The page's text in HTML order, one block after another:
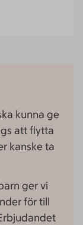
kunna ge
att flytta
kanske ta
ger vi
för till